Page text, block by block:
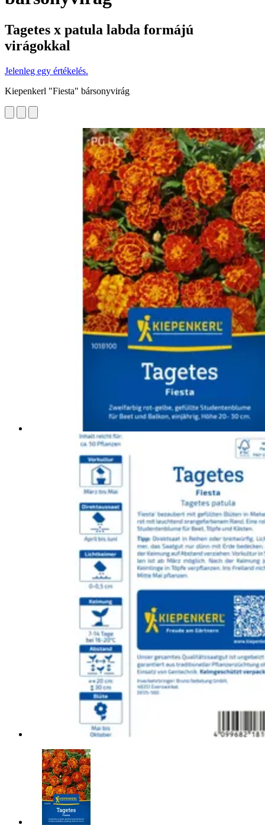
Tagetes x patula labda formájú
virágokkal
Jelenleg egy értékelés.
Kiepenkerl "Fiesta" bársonyvirág